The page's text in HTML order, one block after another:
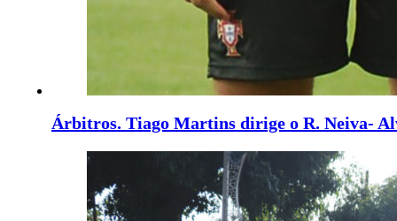
Árbitros. Tiago Martins dirige o R. Neiva-